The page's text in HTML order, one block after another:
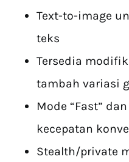
Text-to-image
teks
Tersedia
tambah variasi
Mode “Fast”
kecepatan
Stealth/private